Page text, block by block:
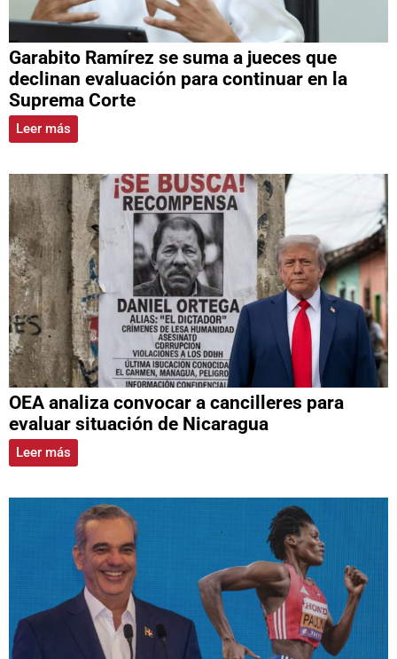
Garabito Ramírez se suma a jueces que
declinan evaluación para continuar en la
Suprema Corte
Leer más
OEA analiza convocar a cancilleres para
evaluar situación de Nicaragua
Leer más